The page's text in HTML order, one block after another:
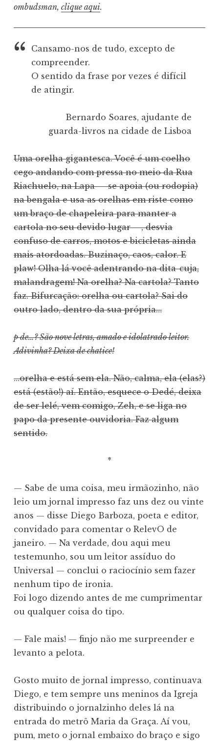
ombudsman, clique aqui.
Cansamo-nos de tudo, excepto de
compreender.
O sentido da frase por vezes é difícil
de atingir.
Bernardo Soares, ajudante de
guarda-livros na cidade de Lisboa
Uma orelha gigantesca. Você é um coelho
cego andando com pressa no meio da Rua
Riachuelo, na Lapa — se apoia (ou rodopia)
na bengala e usa as orelhas em riste como
um braço de chapeleira para manter a
cartola no seu devido lugar —, desvia
confuso de carros, motos e bicicletas ainda
mais atordoadas. Buzinaço, caos, calor. E
plaw! Olha lá você adentrando na dita-cuja,
malandragem! Na orelha? Na cartola? Tanto
faz. Bifurcação: orelha ou cartola? Sai do
outro lado, dentro da sua própria…
p de…? São nove letras, amado e idolatrado leitor.
Adivinha? Deixa de chatice!
…orelha e está sem ela. Não, calma, ela (elas?)
está (estão!) aí. Então, esquece o Dedé, deixa
de ser lelé, vem comigo, Zeh, e se liga no
papo da presente ouvidoria. Faz algum
sentido.
*
— Sabe de uma coisa, meu irmãozinho, não
leio um jornal impresso faz uns dez ou vinte
anos — disse Diego Barboza, poeta e editor,
convidado para comentar o RelevO de
janeiro. — Na verdade, dou aqui meu
testemunho, sou um leitor assíduo do
Universal — conclui o raciocínio sem fazer
nenhum tipo de ironia.
Foi logo dizendo antes de me cumprimentar
ou qualquer coisa do tipo.
— Fale mais! — finjo não me surpreender e
levanto a pelota.
Gosto muito de jornal impresso, continuava
Diego, e tem sempre uns meninos da Igreja
distribuindo o jornalzinho deles lá na
entrada do metrô Maria da Graça. Aí vou,
pum, meto o jornal embaixo do braço e sigo